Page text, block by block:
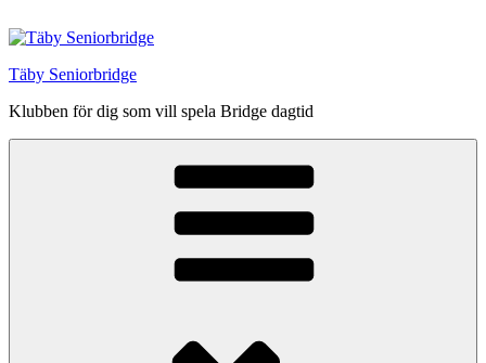
till
Täby Seniorbridge
Klubben för dig som vill spela Bridge dagtid